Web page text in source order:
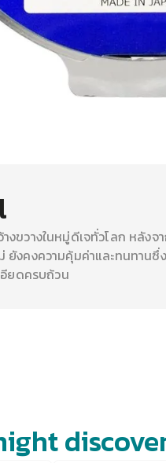
งขวางในหมู่ดีเจทั่วโลก หลัง
งคงความคุ้มค่าและทนทาน
อียดครบถ้วน